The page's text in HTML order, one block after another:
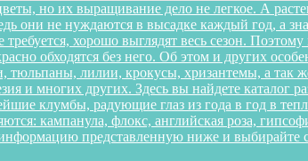
но их выращивание дело не легкое. А
они не нуждаются в высадке каждый год, а
требуется, хорошо выглядят весь сезон.
обходятся без него. Об этом и других
лилии, крокусы, хризантемы, а так
и многих других. Здесь вы найдете
клумбы, радующие глаз из года в год в
кампанула, флокс, английская роза,
информацию представленную ниже и